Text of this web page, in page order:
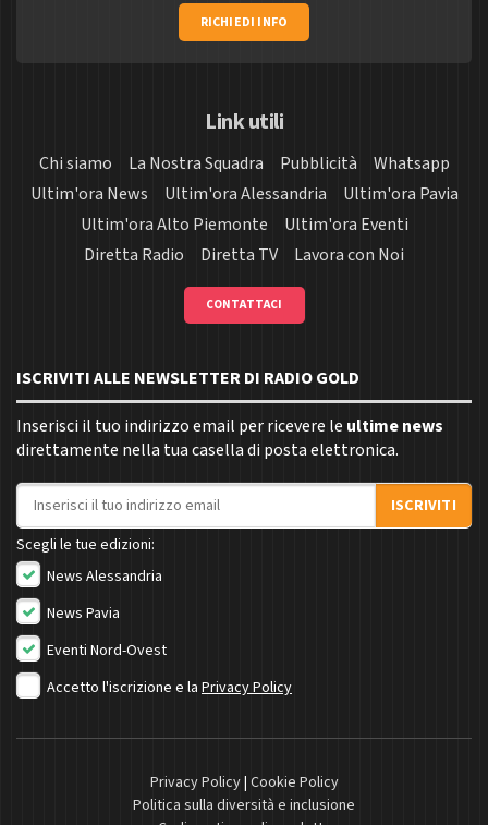
RICHIEDI INFO
Link utili
Chi siamo La Nostra Squadra Pubblicità
Whatsapp
Ultim'ora News
Ultim'ora Alessandria
Ultim'ora Pavia
Ultim'ora Alto Piemonte
Ultim'ora Eventi
Diretta Radio
Diretta TV Lavora con Noi
CONTATTACI
ISCRIVITI ALLE NEWSLETTER DI RADIO GOLD
Inserisci il tuo indirizzo email per ricevere le ultime news
direttamente nella tua casella di posta elettronica.
Indirizzo email
ISCRIVITI
Scegli le tue edizioni:
News Alessandria
News Pavia
Eventi Nord-Ovest
Accetto l'iscrizione e la Privacy Policy
Privacy Policy| Cookie Policy
Politica sulla diversità e inclusione